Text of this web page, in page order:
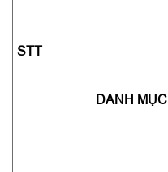
STT
DANH MỤC